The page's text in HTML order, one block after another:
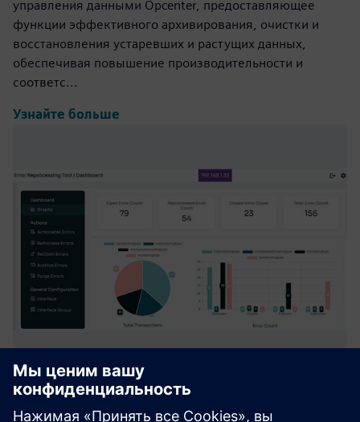
управления данными Opcenter, предоставляющее
функции эффективного архивирования, очистки и
восстановления устаревших и растущих данных,
обеспечивая повышение производительности и
соответс...
Узнайте больше
Opcenter Error Reprocessing Tool